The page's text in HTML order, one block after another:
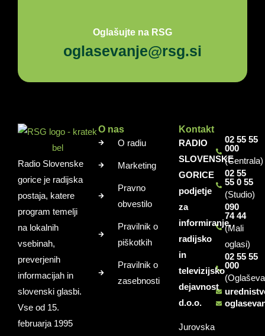
Oglašujte na RSG
oglasevanje@rsg.si
Radio Slovenske
gorice je radijska
postaja, katere
program temelji
na lokalnih
vsebinah,
preverjenih
informacijah in
slovenski glasbi.
Vse od 15.
februarja 1995
O nas
O radiu
Marketing
Pravno
obvestilo
Pravilnik o
piškotkih
Pravilnik o
zasebnosti
Kontakt
RADIO
SLOVENSKE
GORICE
podjetje
za
informiranje,
radijsko
in
televizijsko
dejavnost
d.o.o.
Jurovska
02 55 55
000
(Centrala)
02 55
55 0 55
(Studio)
090
74 44
(Mali
oglasi)
02 55 55
000